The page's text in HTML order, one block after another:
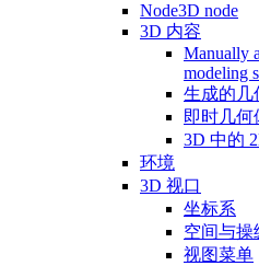
Node3D node
3D 内容
Manually
modeling
生成的几
即时几何
3D 中的
环境
3D 视口
坐标系
空间与操
视图菜单